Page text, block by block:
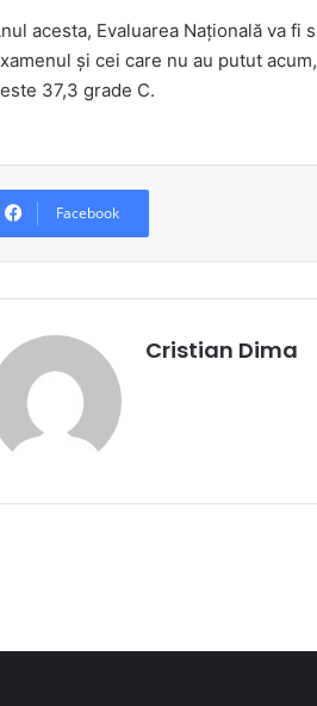
acesta, Evaluarea Națională va
și cei care nu au putut
37,3 grade C.
Facebook
Cristian Dima